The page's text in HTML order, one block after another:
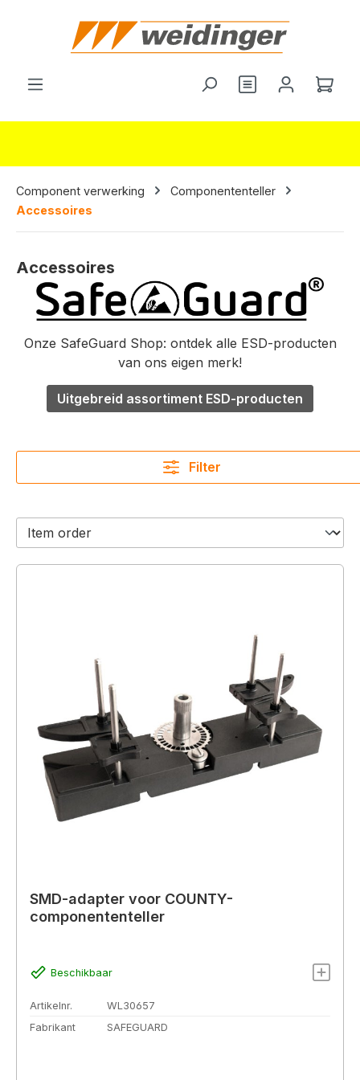
Je hebt 0 items
Component verwerking
Componententeller
Accessoires
Accessoires
Onze SafeGuard Shop: ontdek alle ESD-producten
van ons eigen merk!
Uitgebreid assortiment ESD-producten
Filter
SMD-adapter voor COUNTY-
componententeller
Beschikbaar
Artikelnr.
WL30657
Fabrikant
SAFEGUARD